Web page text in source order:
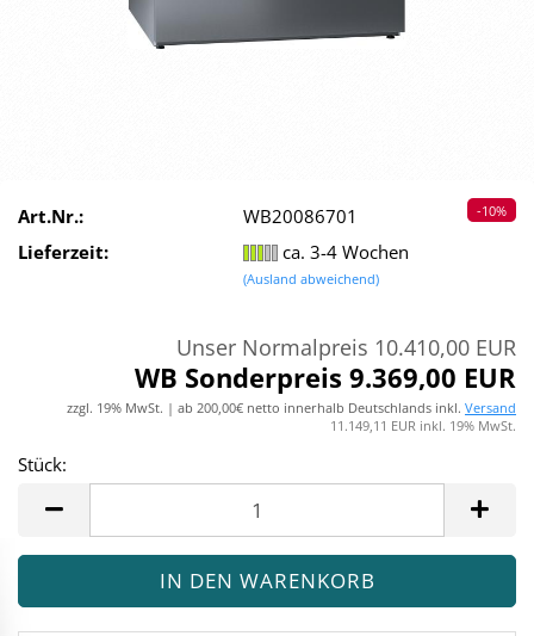
-10%
Art.Nr.:
WB20086701
Lieferzeit:
ca. 3-4 Wochen
(Ausland abweichend)
Unser Normalpreis 10.410,00 EUR
WB Sonderpreis 9.369,00 EUR
zzgl. 19% MwSt. | ab 200,00€ netto innerhalb Deutschlands inkl. Versand
11.149,11 EUR inkl. 19% MwSt.
Stück: